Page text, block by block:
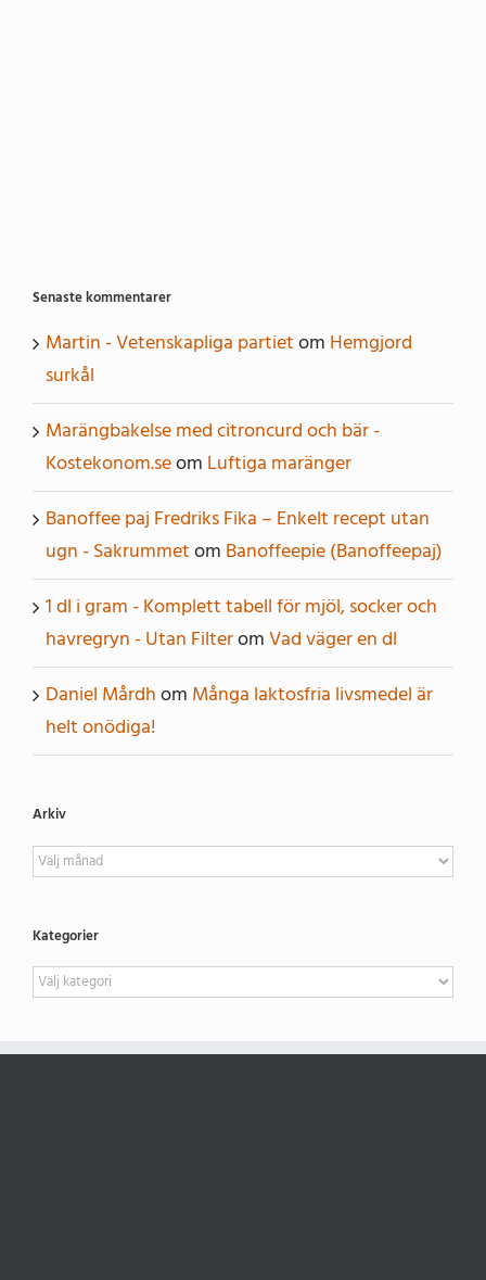
Senaste kommentarer
Martin - Vetenskapliga partietom Hemgjord
surkål
Marängbakelse med citroncurd och bär -
Kostekonom.seom Luftiga maränger
Banoffee paj Fredriks Fika – Enkelt recept utan
ugn - Sakrummetom Banoffeepie (Banoffeepaj)
1 dl i gram - Komplett tabell för mjöl, socker och
havregryn - Utan FilteromVad väger en dl
Daniel Mårdhom Många laktosfria livsmedel är
helt onödiga!
Arkiv
Arkiv
Kategorier
Kategorier